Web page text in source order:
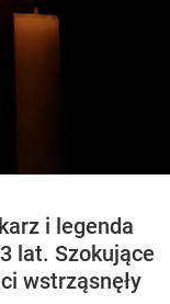
i legenda
lat. Szokujące
wstrząsnęły